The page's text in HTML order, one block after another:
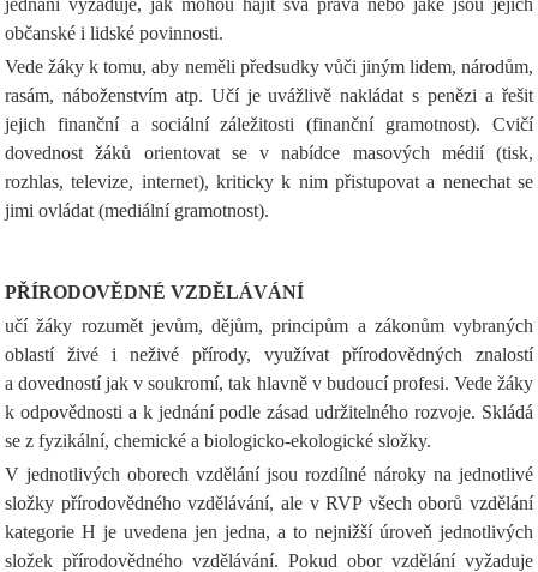
jednání vyžaduje, jak mohou hájit svá práva nebo jaké jsou jejich
občanské i lidské povinnosti.
Vede žáky k tomu, aby neměli předsudky vůči jiným lidem, národům,
rasám, náboženstvím atp. Učí je uvážlivě nakládat s penězi a řešit
jejich finanční a sociální záležitosti (finanční gramotnost). Cvičí
dovednost žáků orientovat se v nabídce masových médií (tisk,
rozhlas, televize, internet), kriticky k nim přistupovat a nenechat se
jimi ovládat (mediální gramotnost).
PŘÍRODOVĚDNÉ VZDĚLÁVÁNÍ
učí žáky rozumět jevům, dějům, principům a zákonům vybraných
oblastí živé i neživé přírody, využívat přírodovědných znalostí
a dovedností jak v soukromí, tak hlavně v budoucí profesi. Vede žáky
k odpovědnosti a k jednání podle zásad udržitelného rozvoje. Skládá
se z fyzikální, chemické a biologicko-ekologické složky.
V jednotlivých oborech vzdělání jsou rozdílné nároky na jednotlivé
složky přírodovědného vzdělávání, ale v RVP všech oborů vzdělání
kategorie H je uvedena jen jedna, a to nejnižší úroveň jednotlivých
složek přírodovědného vzdělávání. Pokud obor vzdělání vyžaduje